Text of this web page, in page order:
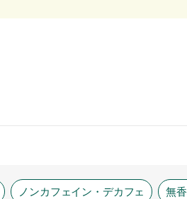
ノンカフェイン・デカフェ 無